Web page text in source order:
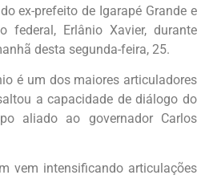
ex-prefeito de Igarapé Grande e
federal, Erlânio Xavier, durante
desta segunda-feira, 25.
é um dos maiores articuladores
a capacidade de diálogo do
aliado ao governador Carlos
vem intensificando articulações